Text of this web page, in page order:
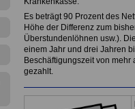
Es beträgt 90 Prozent des
Höhe der Differenz zum
Überstundenlöhnen usw.).
einem Jahr und drei Jahren
Beschäftigungszeit von
gezahlt.